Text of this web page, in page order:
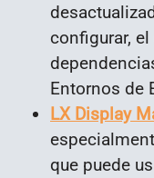
configurar,
Entornos de
LX Display
que puede